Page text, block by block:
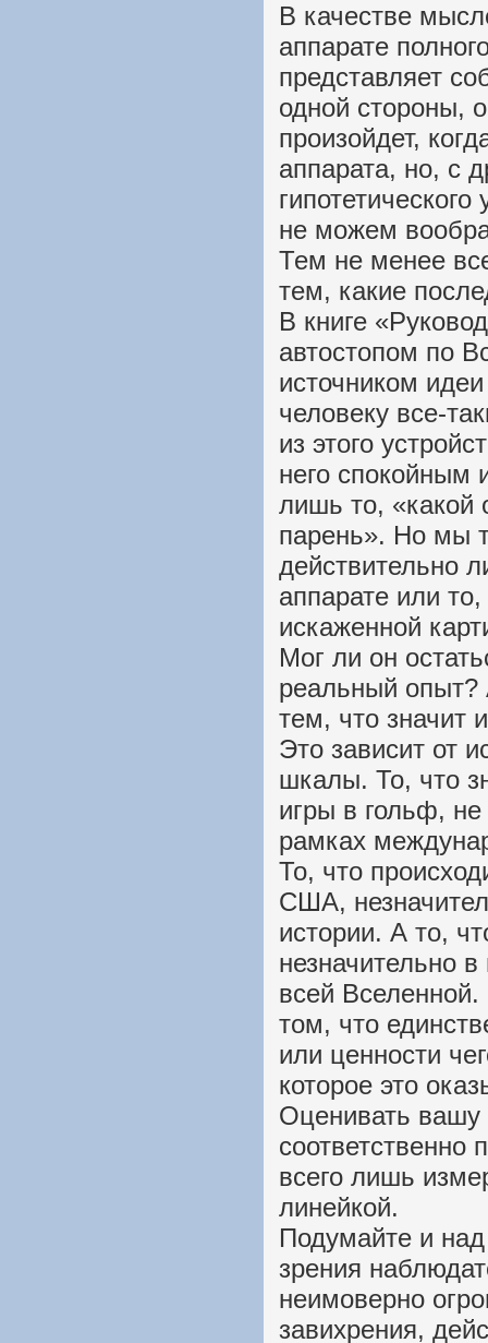
В качестве
аппарате
представляет
одной стороны,
произойдет,
аппарата, но, с
не можем
Тем не менее
тем, какие
В книге
автостопом по
источником
человеку все-
из этого
него спокойным
лишь то, «какой
парень». Но мы
действительно
аппарате или
искаженной
Мог ли он
реальный опыт?
тем, что значит
Это зависит от
шкалы. То, что
игры в гольф, не
рамках
То, что
США,
истории. А то,
незначительно
всей Вселенной.
том, что
или ценности
которое это
Оценивать
соответственно
всего лишь
линейкой.
Подумайте и над
зрения
неимоверно
завихрения,